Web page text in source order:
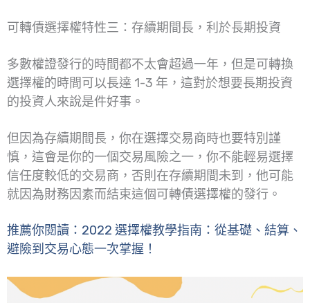
可轉債選擇權特性三：存續期間長，利於長期投資
多數權證發行的時間都不太會超過一年，但是可轉換
選擇權的時間可以長達 1-3 年，這對於想要長期投資
的投資人來說是件好事。
但因為存續期間長，你在選擇交易商時也要特別謹
慎，這會是你的一個交易風險之一，你不能輕易選擇
信任度較低的交易商，否則在存續期間未到，他可能
就因為財務因素而結束這個可轉債選擇權的發行。
推薦你閱讀：2022 選擇權教學指南：從基礎、結算、
避險到交易心態一次掌握！